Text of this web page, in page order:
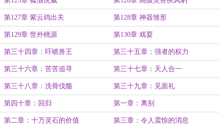
第127章 紫云鸡出关 第128章 神器雏形
第129章 世外桃源 第130章 戏耍
第三十四章：吓唬兽王 第三十五章：强者的权力
第三十六章：苦苦追寻 第三十七章：天人合一
第三十八章：洗骨伐髓 第三十九章：见面礼
第四十章：回归 第一章：离别
第二章：十万灵石的价值 第三章：令人震惊的消息